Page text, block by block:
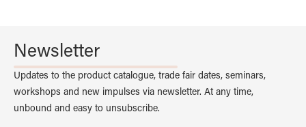
Newsletter
Updates to the product catalogue, trade fair dates, seminars,
workshops and new impulses via newsletter. At any time,
unbound and easy to unsubscribe.